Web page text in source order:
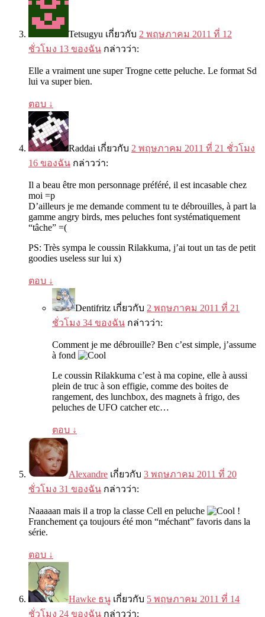
Tetsugyu เกี่ยวกับ 2 พฤษภาคม 2011 ที่ 12
ชั่วโมง 13 ของฉัน กล่าวว่า:
Elle a vraiment une super Trogne cette peluche. Le format Sd
lui va super bien.
ตอบ ↓
Raddai เกี่ยวกับ 2 พฤษภาคม 2011 ที่ 21 ชั่วโมง
16 ของฉัน กล่าวว่า:
Il a beau être mon personnage préféré, il est incasable chez
moi =p
D’ailleurs je me demande comment tu te débrouilles, à part la
gamme angry birds, mes peluches font systématiquement
“tâche” =(
PS: Très sympa le coussin Rilakkuma, j’ai tout un tas de petit
goodies useless sur lui x)
ตอบ ↓
Dentifritz เกี่ยวกับ 2 พฤษภาคม 2011 ที่ 21
ชั่วโมง 34 ของฉัน กล่าวว่า:
Comment je me débrouille? Ben c’est simple, j’assume
à fond
Le coussin Rilakkuma c’est à ma copine, elle à aussi
plein de truc à son effigie, comme des boites de
rangement, des lunchbox, des magnets à frigo, des
peluches de UFO catcher etc…
ตอบ ↓
Alexandre เกี่ยวกับ 3 พฤษภาคม 2011 ที่ 20
ชั่วโมง 31 ของฉัน กล่าวว่า:
Naaaaan mais il a trop la classe Cell en peluche
!
Franchement ça toujours été mon “méchant” favoris dans la
série.
ตอบ ↓
Hawke ธนู เกี่ยวกับ 5 พฤษภาคม 2011 ที่ 14
ชั่วโมง 24 ของฉัน กล่าวว่า: